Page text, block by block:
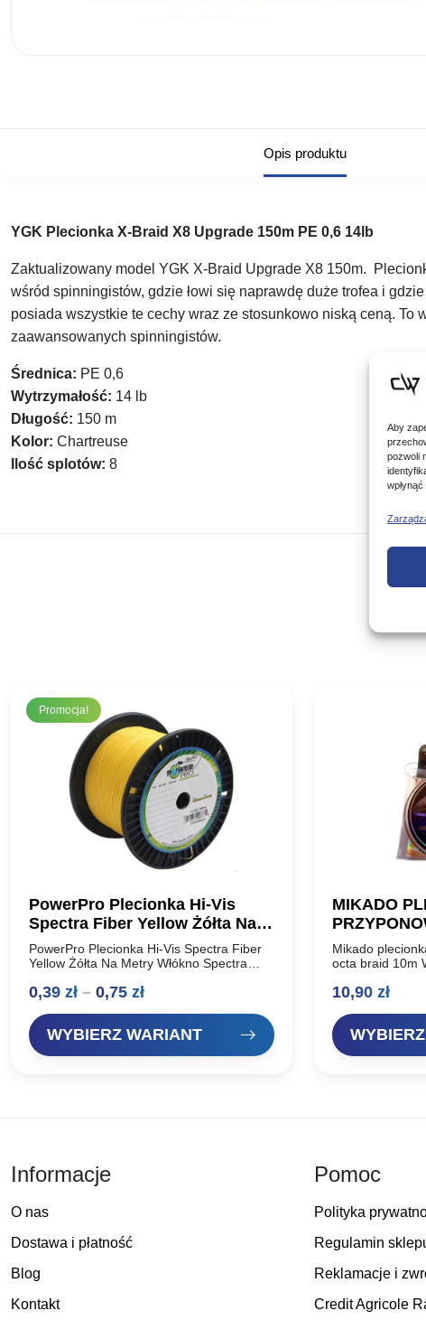
Aby
pozwoli
Opis produktu
YGK Plecionka X-Braid X8 Upgrade 150m PE 0,6 14lb
Zaktualizowany model YGK X-Braid Upgrade X8 150m.
wśród spinningistów, gdzie łowi się naprawdę duże trofea i
posiada wszystkie te cechy wraz ze stosunkowo niską ceną.
zaawansowanych spinningistów.
Średnica: PE 0,6
Wytrzymałość: 14 lb
Długość: 150 m
Kolor: Chartreuse
Ilość splotów: 8
Promocja!
PowerPro Plecionka Hi-Vis
Spectra Fiber Yellow Żółta Na
Metry
PowerPro Plecionka Hi-Vis Spectra Fiber
Yellow Żółta Na Metry Włókno Spectra
wytrzymałości do ciężaru spośród
wysoką…
0,39 zł – 0,75 złZakres
cen:
od
WYBIERZ WARIANT
MIKADO
OCTA
Mikado
octa braid 10m
splecionych w
10,90 zł
Informacje
O nas
Dostawa i płatność
Blog
Kontakt
Pomoc
Polityka
Regulamin
Reklamacje i
Credit Agricole